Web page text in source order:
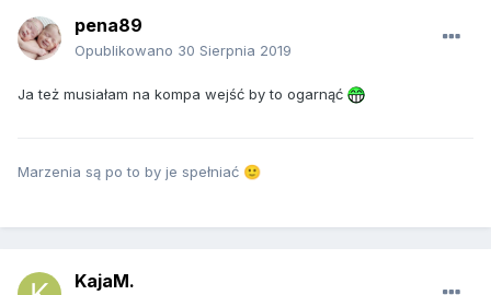
pena89
Opublikowano 30 Sierpnia 2019
Ja też musiałam na kompa wejść by to ogarnąć
Marzenia są po to by je spełniać 🙂
KajaM.